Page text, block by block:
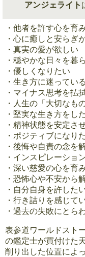
アンジェライト
・他者を許す心を育
・心に癒しと安らぎ
・真実の愛が欲しい
・穏やかな日々を暮
・優しくなりたい
・生き方に迷っている
・マイナス思考を払
・人生の「大切なも
・堅実な生き方をし
・精神状態を安定さ
・ポジティブになり
・後悔や自責の念を
・インスピレーショ
・深い慈愛の心を育
・恐怖心や不安から
・自分自身を許した
・行き詰りを感じて
・過去の失敗にとら
表参道ワールドスト
の鑑定士が買付けた
削り出した位置によ